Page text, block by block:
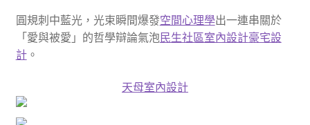
圓規刺中藍光，光束瞬間爆發空間心理學出一連串關於
「愛與被愛」的哲學辯論氣泡民生社區室內設計豪宅設
計。
天母室內設計